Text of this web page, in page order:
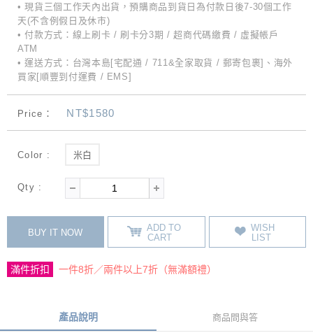
• 現貨三個工作天內出貨，預購商品到貨日為付款日後7-30個工作
天(不含例假日及休市)
• 付款方式：線上刷卡 / 刷卡分3期 / 超商代碼繳費 / 虛擬帳戶
ATM
• 運送方式：台灣本島[宅配通 / 711&全家取貨 / 郵寄包裹]、海外
買家[順豐到付運費 / EMS]
Price： NT$1580
Color : 米白
Qty :
BUY IT NOW
ADD TO
CART
WISH
LIST
滿件折扣 一件8折／兩件以上7折（無滿額禮）
產品說明 商品問與答